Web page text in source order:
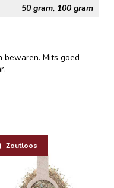
50 gram, 100 gram
bewaren. Mits goed
Zoutloos